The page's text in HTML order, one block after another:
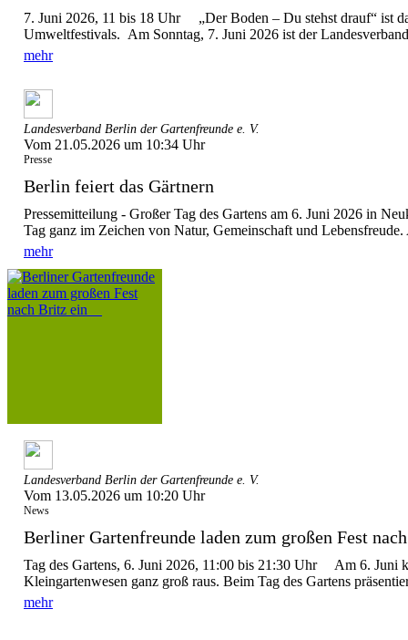
7. Juni 2026, 11 bis 18 Uhr „Der Boden – Du stehst drauf“ ist
Umweltfestivals. Am Sonntag, 7. Juni 2026 ist der
mehr
Landesverband Berlin der Gartenfreunde e. V.
Vom 21.05.2026 um 10:34 Uhr
Presse
Berlin feiert das Gärtnern
Pressemitteilung - Großer Tag des Gartens am 6. Juni 2026 in
Tag ganz im Zeichen von Natur, Gemeinschaft und
mehr
Landesverband Berlin der Gartenfreunde e. V.
Vom 13.05.2026 um 10:20 Uhr
News
Berliner Gartenfreunde laden zum großen Fest
Tag des Gartens, 6. Juni 2026, 11:00 bis 21:30 Uhr Am 6. Juni
Kleingartenwesen ganz groß raus. Beim Tag des Gartens
mehr